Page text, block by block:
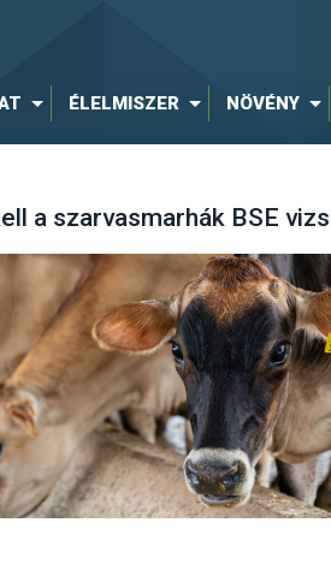
ÉLELMISZER NÖVÉNY
a szarvasmarhák BSE